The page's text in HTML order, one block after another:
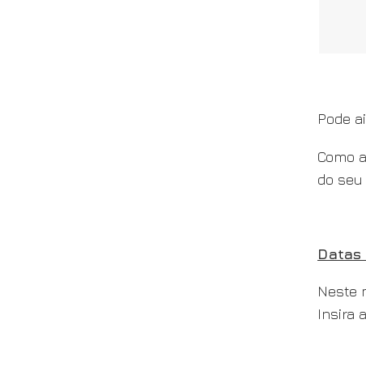
Pode
Como
do
Datas
Neste
Insira